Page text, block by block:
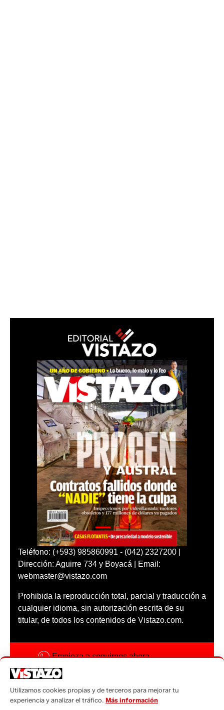
Teléfono: (+593) 985860991 - (042) 2327200 |
Dirección: Aguirre 734 y Boyacá | Email:
webmaster@vistazo.com
Prohibida la reproducción total, parcial y traducción a
cualquier idioma, sin autorización escrita de su
titular, de todos los contenidos de Vistazo.com.
Empieza a seguirnos ahora
Código ética
Utilizamos cookies propias y de terceros para mejorar tu
experiencia y analizar el tráfico. Más información